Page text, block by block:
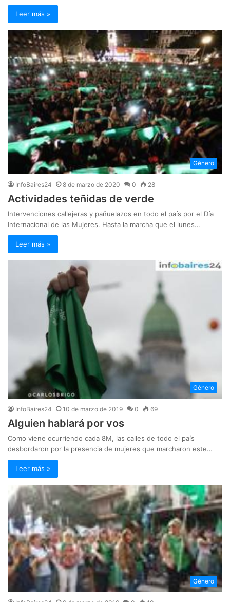
Leer más »
Género
InfoBaires24 8 de marzo de 2020 0 28
Actividades teñidas de verde
Intervenciones callejeras y pañuelazos en todo el país por el Día
Internacional de las Mujeres. Hasta la marcha que el lunes…
Leer más »
Género
InfoBaires24 10 de marzo de 2019 0 69
Alguien hablará por vos
Como viene ocurriendo cada 8M, las calles de todo el país
desbordaron por la presencia de mujeres que marcharon este…
Leer más »
Género